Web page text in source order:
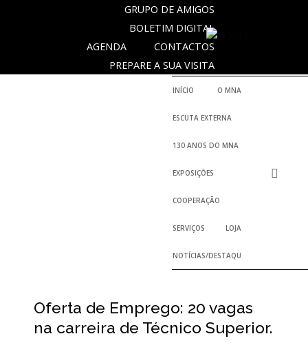
O
Acordos
e
GRUPO DE AMIGOS
BOLETIM DIGITAL
CONTACTOS
AGENDA
PREPARE A SUA VISITA
INÍCIO O MNA
ESCUTA EXTERNA
130 ANOS DO MNA
EXPOSIÇÕES
COOPERAÇÃO
SERVIÇOS LOJA
NOTÍCIAS/DESTAQUES
Oferta de Emprego: 20 vagas
na carreira de Técnico Superior.